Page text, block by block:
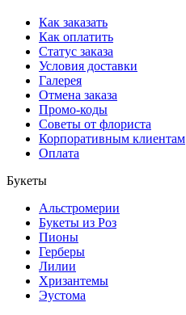
Как заказать
Как оплатить
Статус заказа
Условия доставки
Галерея
Отмена заказа
Промо-коды
Советы от флориста
Корпоративным клиентам
Оплата
Букеты
Альстромерии
Букеты из Роз
Пионы
Герберы
Лилии
Хризантемы
Эустома